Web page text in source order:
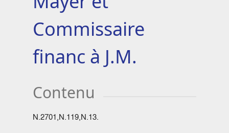
Commissaire
financ à J.M.
Contenu
N.2701,N.119,N.13.